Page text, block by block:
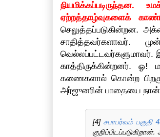
ஏற்றத்தாழ்வுகளைக்
செலுத்தப்படுகின்றன.
சாதித்தவர்களாவர்.
வெல்லப்பட்டவர்களுமாவர்.
காத்திருக்கின்றனர். ஓ!
கணைகளால் கொன்ற
அர்ஜுனரின் பாதையை
[4]சபாபர்வம் பகுதி